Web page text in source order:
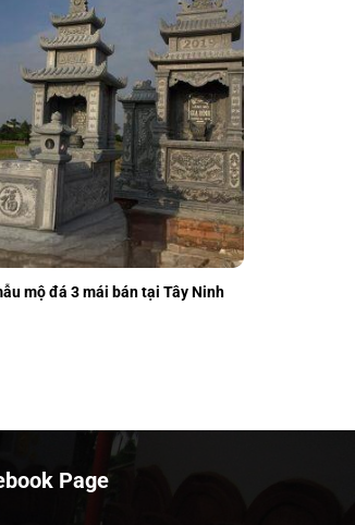
mộ đá 3 mái bán tại Tây Ninh
Page